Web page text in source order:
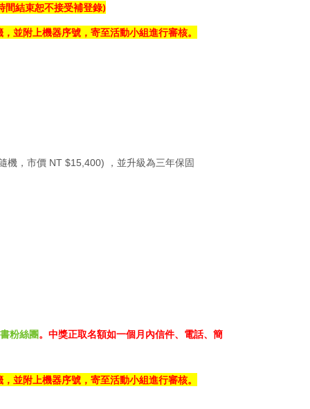
間結束恕不接受補登錄)
，並附上機器序號，寄至活動小組進行審核。
機，市價 NT $15,400) ，並升級為三年保固
粉絲團。中獎正取名額如一個月內信件、電話、簡
，並附上機器序號，寄至活動小組進行審核。